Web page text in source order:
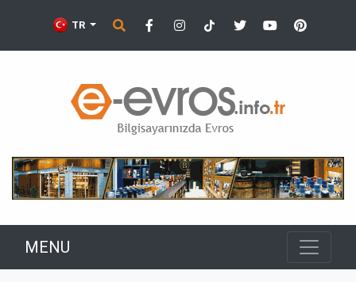
TR
MENU